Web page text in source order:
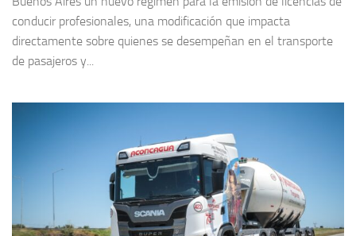
conducir profesionales, una modificación que impacta
directamente sobre quienes se desempeñan en el transporte
de pasajeros y...